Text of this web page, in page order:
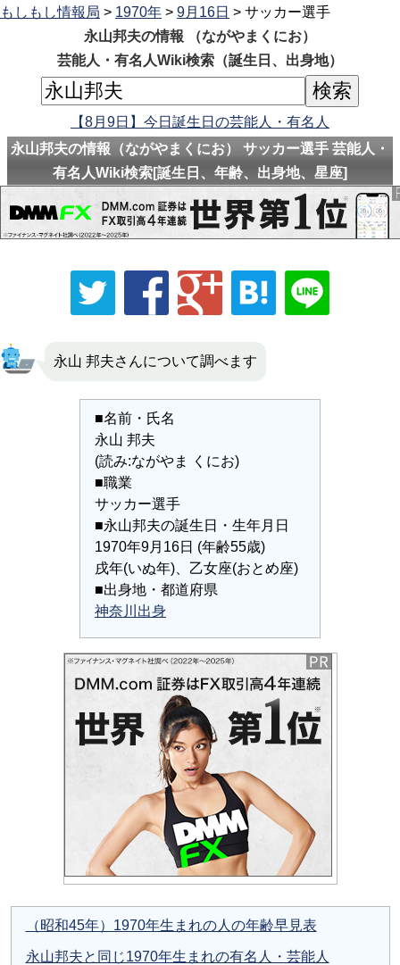
もしもし情報局 > 1970年 > 9月16日 > サッカー選手
永山邦夫の情報 （ながやまくにお）
芸能人・有名人Wiki検索（誕生日、出身地）
【8月9日】今日誕生日の芸能人・有名人
永山邦夫の情報（ながやまくにお） サッカー選手 芸能人・
有名人Wiki検索[誕生日、年齢、出身地、星座]
永山 邦夫さんについて調べます
■名前・氏名
永山 邦夫
(読み:ながやま くにお)
■職業
サッカー選手
■永山邦夫の誕生日・生年月日
1970年9月16日 (年齢55歳)
戌年(いぬ年)、乙女座(おとめ座)
■出身地・都道府県
神奈川出身
（昭和45年）1970年生まれの人の年齢早見表
永山邦夫と同じ1970年生まれの有名人・芸能人